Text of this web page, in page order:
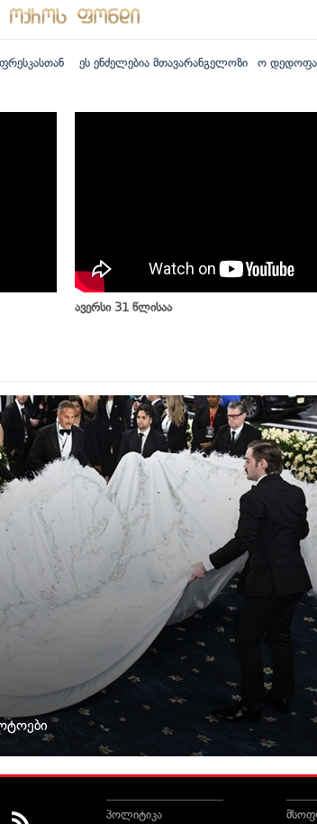
ეს ენძელებია მთავარანგელოზი ო
ავერსი 31 წლისაა
პოლიტიკა